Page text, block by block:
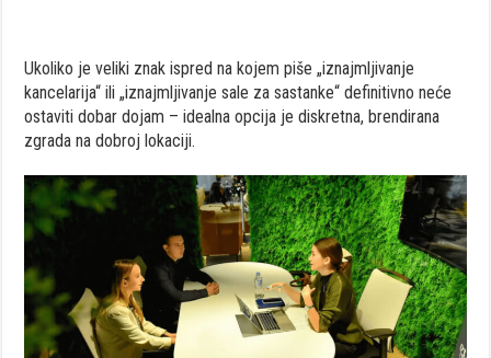
Ukoliko je veliki znak ispred na kojem piše „iznajmljivanje
kancelarija“ ili „iznajmljivanje sale za sastanke“ definitivno neće
ostaviti dobar dojam – idealna opcija je diskretna, brendirana
zgrada na dobroj lokaciji.